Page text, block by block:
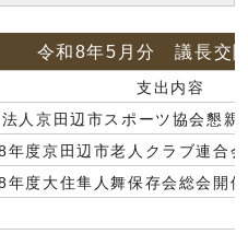
令和8年5月分 議長交
支出内容
人京田辺市スポーツ協会懇親
年度京田辺市老人クラブ連合
年度大住隼人舞保存会総会開